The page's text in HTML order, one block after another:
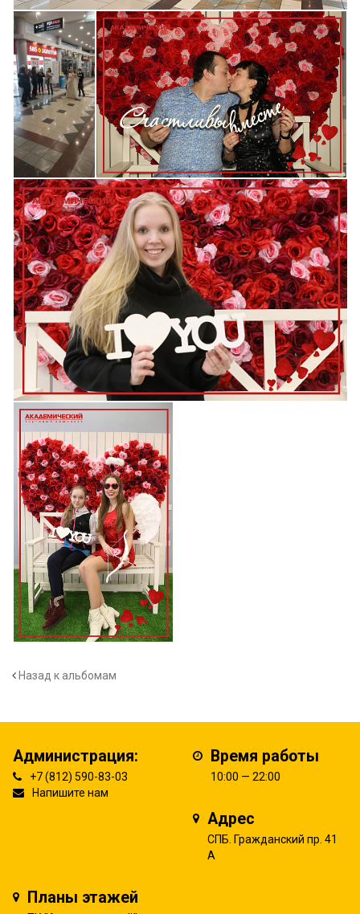
Назад к альбомам
Администрация:
+7 (812) 590-83-03
Напишите нам
Время работы
10:00 — 22:00
Адрес
СПБ. Гражданский пр. 41
А
Планы этажей